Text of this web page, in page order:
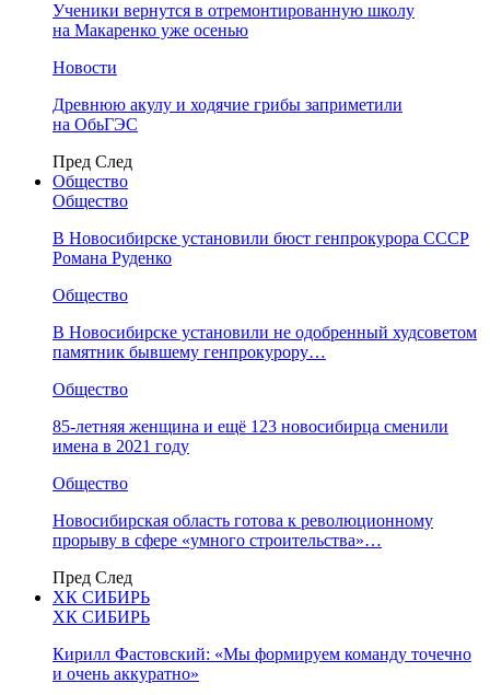
Ученики вернутся в отремонтированную школу
на Макаренко уже осенью
Новости
Древнюю акулу и ходячие грибы заприметили
на ОбьГЭС
Пред След
Общество
Общество
В Новосибирске установили бюст генпрокурора СССР
Романа Руденко
Общество
В Новосибирске установили не одобренный худсоветом
памятник бывшему генпрокурору…
Общество
85-летняя женщина и ещё 123 новосибирца сменили
имена в 2021 году
Общество
Новосибирская область готова к революционному
прорыву в сфере «умного строительства»…
Пред След
ХК СИБИРЬ
ХК СИБИРЬ
Кирилл Фастовский: «Мы формируем команду точечно
и очень аккуратно»